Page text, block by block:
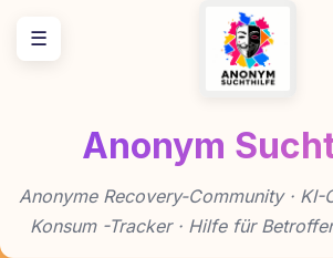
Inhalt
springen
Anonym
Anonyme Recovery-Community · KI-
Konsum -Tracker · Hilfe für
☰